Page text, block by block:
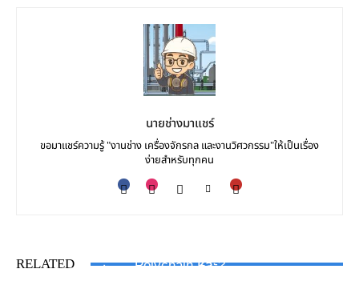
นายช่างมาแชร์
ขอมาแชร์ความรู้ "งานช่าง เครื่องจักรกล และงานวิศวกรรม"ให้เป็นเรื่อง
ง่ายสำหรับทุกคน
RELATED
Polychain หละ?
การบำรุงรักษาเชิงคาดการณ์ PdM (Predictive